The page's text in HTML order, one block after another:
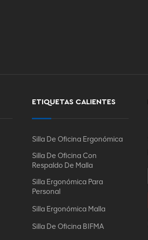
ETIQUETAS CALIENTES
Silla De Oficina Ergonómica
Silla De Oficina Con
Respaldo De Malla
Silla Ergonómica Para
Personal
Silla Ergonómica Malla
Silla De Oficina BIFMA